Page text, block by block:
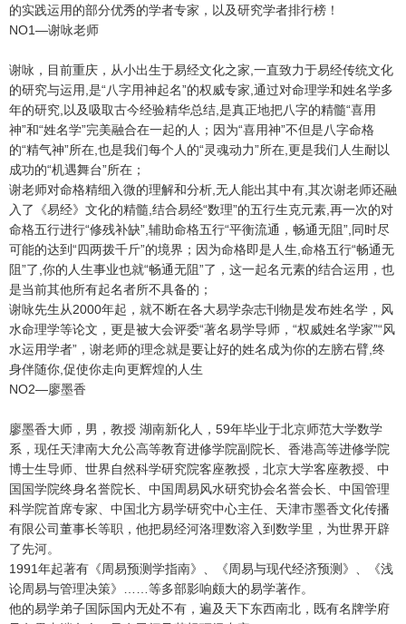
的实践运用的部分优秀的学者专家，以及研究学者排行榜！
NO1—谢咏老师
谢咏，目前重庆，从小出生于易经文化之家,一直致力于易经传统文化
的研究与运用,是“八字用神起名”的权威专家,通过对命理学和姓名学多
年的研究,以及吸取古今经验精华总结,是真正地把八字的精髓“喜用
神”和“姓名学”完美融合在一起的人；因为“喜用神”不但是八字命格
的“精气神”所在,也是我们每个人的“灵魂动力”所在,更是我们人生耐以
成功的“机遇舞台”所在；
谢老师对命格精细入微的理解和分析,无人能出其中有,其次谢老师还融
入了《易经》文化的精髓,结合易经“数理”的五行生克元素,再一次的对
命格五行进行“修残补缺”,辅助命格五行“平衡流通，畅通无阻”,同时尽
可能的达到“四两拨千斤”的境界；因为命格即是人生,命格五行“畅通无
阻”了,你的人生事业也就“畅通无阻”了，这一起名元素的结合运用，也
是当前其他所有起名者所不具备的；
谢咏先生从2000年起，就不断在各大易学杂志刊物是发布姓名学，风
水命理学等论文，更是被大会评委“著名易学导师，“权威姓名学家”“风
水运用学者”，谢老师的理念就是要让好的姓名成为你的左膀右臂,终
身伴随你,促使你走向更辉煌的人生
NO2—廖墨香
廖墨香大师，男，教授 湖南新化人，59年毕业于北京师范大学数学
系，现任天津南大允公高等教育进修学院副院长、香港高等进修学院
博士生导师、世界自然科学研究院客座教授，北京大学客座教授、中
国国学院终身名誉院长、中国周易风水研究协会名誉会长、中国管理
科学院首席专家、中国北方易学研究中心主任、天津市墨香文化传播
有限公司董事长等职，他把易经河洛理数溶入到数学里，为世界开辟
了先河。
1991年起著有《周易预测学指南》、《周易与现代经济预测》、《浅
论周易与管理决策》……等多部影响颇大的易学著作。
他的易学弟子国际国内无处不有，遍及天下东西南北，既有名牌学府